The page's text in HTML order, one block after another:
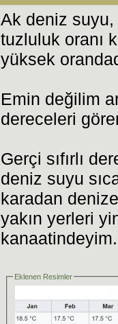
Ak deniz
tuzluluk oranı
yüksek
Emin değilim
dereceleri
Gerçi sıfırlı
deniz suyu
karadan
yakın yerleri
kanaatindeyim.
Eklenen Resimler